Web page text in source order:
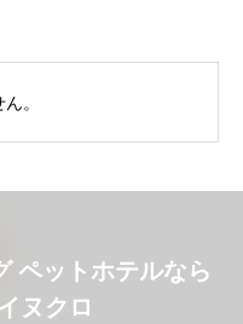
。
ペットホテルなら
ヌクロ